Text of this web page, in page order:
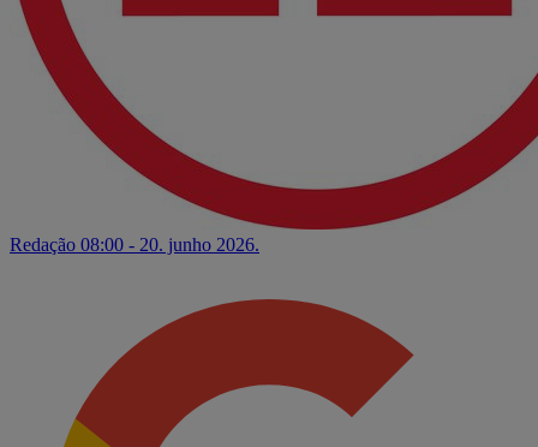
Redação 08:00 - 20. junho 2026.